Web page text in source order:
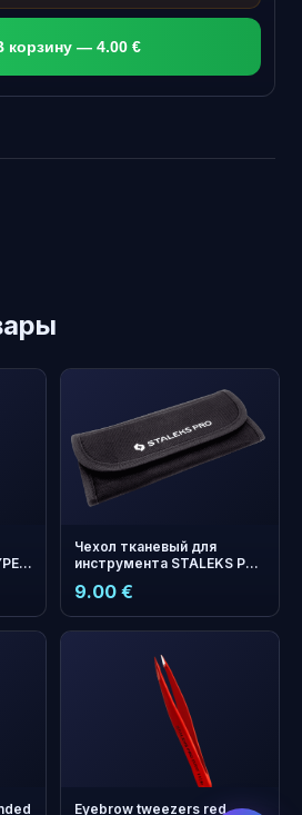
корзину — 4.00 €
9
Чехол тканевый для
инструмента STALEKS PRO
9.00 €
Eyebrow tweezers red
и экономьте на